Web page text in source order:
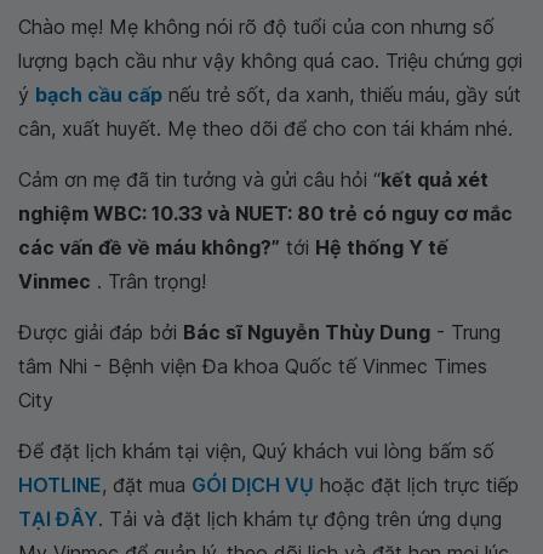
Chào mẹ! Mẹ không nói rõ độ tuổi của con nhưng số
lượng bạch cầu như vậy không quá cao. Triệu chứng gợi
ý bạch cầu cấp nếu trẻ sốt, da xanh, thiếu máu, gầy sút
cân, xuất huyết. Mẹ theo dõi để cho con tái khám nhé.
Cảm ơn mẹ đã tin tưởng và gửi câu hỏi “kết quả xét
nghiệm WBC: 10.33 và NUET: 80 trẻ có nguy cơ mắc
các vấn đề về máu không?” tới Hệ thống Y tế
Vinmec . Trân trọng!
Được giải đáp bởi Bác sĩ Nguyễn Thùy Dung - Trung
tâm Nhi - Bệnh viện Đa khoa Quốc tế Vinmec Times
City
Để đặt lịch khám tại viện, Quý khách vui lòng bấm số
HOTLINE, đặt mua GÓI DỊCH VỤ hoặc đặt lịch trực tiếp
TẠI ĐÂY. Tải và đặt lịch khám tự động trên ứng dụng